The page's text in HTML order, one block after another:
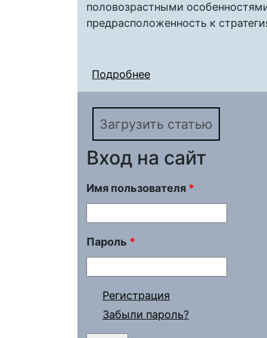
половозрастными
предрасположенность к
Подробнее
СТУДЕНТОВ-
Загрузить статью
Вход на сайт
Имя пользователя *
Пароль *
Регистрация
Забыли пароль?